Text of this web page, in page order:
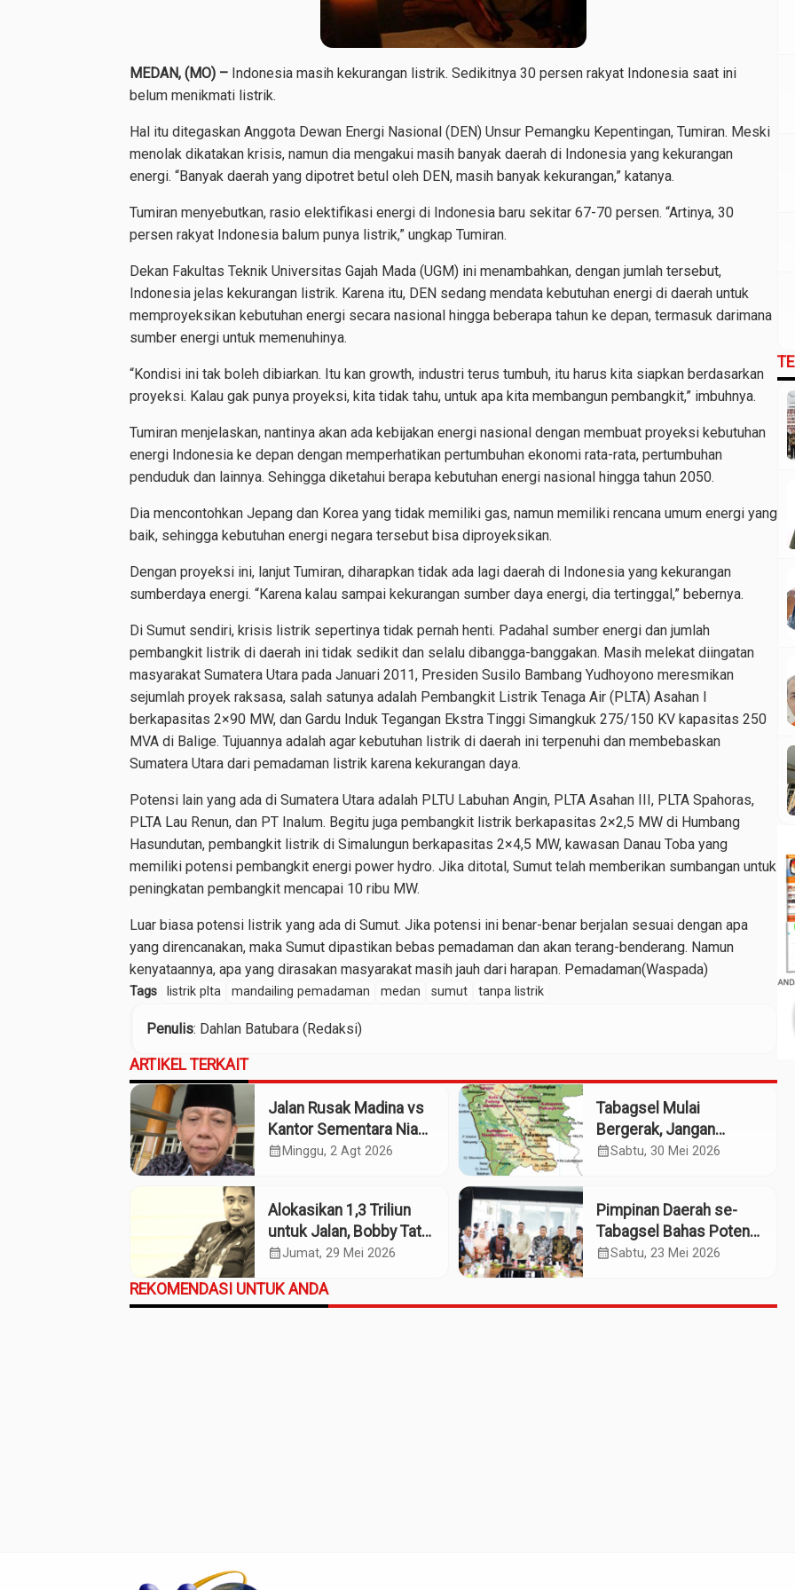
MEDAN, (MO) – Indonesia masih kekurangan listrik. Sedikitnya 30 persen rakyat Indonesia saat ini
belum menikmati listrik.
Hal itu ditegaskan Anggota Dewan Energi Nasional (DEN) Unsur Pemangku Kepentingan, Tumiran. Meski
menolak dikatakan krisis, namun dia mengakui masih banyak daerah di Indonesia yang kekurangan
energi. “Banyak daerah yang dipotret betul oleh DEN, masih banyak kekurangan,” katanya.
Tumiran menyebutkan, rasio elektifikasi energi di Indonesia baru sekitar 67-70 persen. “Artinya, 30
persen rakyat Indonesia balum punya listrik,” ungkap Tumiran.
Dekan Fakultas Teknik Universitas Gajah Mada (UGM) ini menambahkan, dengan jumlah tersebut,
Indonesia jelas kekurangan listrik. Karena itu, DEN sedang mendata kebutuhan energi di daerah untuk
memproyeksikan kebutuhan energi secara nasional hingga beberapa tahun ke depan, termasuk darimana
sumber energi untuk memenuhinya.
“Kondisi ini tak boleh dibiarkan. Itu kan growth, industri terus tumbuh, itu harus kita siapkan berdasarkan
proyeksi. Kalau gak punya proyeksi, kita tidak tahu, untuk apa kita membangun pembangkit,” imbuhnya.
Tumiran menjelaskan, nantinya akan ada kebijakan energi nasional dengan membuat proyeksi kebutuhan
energi Indonesia ke depan dengan memperhatikan pertumbuhan ekonomi rata-rata, pertumbuhan
penduduk dan lainnya. Sehingga diketahui berapa kebutuhan energi nasional hingga tahun 2050.
Dia mencontohkan Jepang dan Korea yang tidak memiliki gas, namun memiliki rencana umum energi yang
baik, sehingga kebutuhan energi negara tersebut bisa diproyeksikan.
Dengan proyeksi ini, lanjut Tumiran, diharapkan tidak ada lagi daerah di Indonesia yang kekurangan
sumberdaya energi. “Karena kalau sampai kekurangan sumber daya energi, dia tertinggal,” bebernya.
Di Sumut sendiri, krisis listrik sepertinya tidak pernah henti. Padahal sumber energi dan jumlah
pembangkit listrik di daerah ini tidak sedikit dan selalu dibangga-banggakan. Masih melekat diingatan
masyarakat Sumatera Utara pada Januari 2011, Presiden Susilo Bambang Yudhoyono meresmikan
sejumlah proyek raksasa, salah satunya adalah Pembangkit Listrik Tenaga Air (PLTA) Asahan I
berkapasitas 2×90 MW, dan Gardu Induk Tegangan Ekstra Tinggi Simangkuk 275/150 KV kapasitas 250
MVA di Balige. Tujuannya adalah agar kebutuhan listrik di daerah ini terpenuhi dan membebaskan
Sumatera Utara dari pemadaman listrik karena kekurangan daya.
Potensi lain yang ada di Sumatera Utara adalah PLTU Labuhan Angin, PLTA Asahan III, PLTA Spahoras,
PLTA Lau Renun, dan PT Inalum. Begitu juga pembangkit listrik berkapasitas 2×2,5 MW di Humbang
Hasundutan, pembangkit listrik di Simalungun berkapasitas 2×4,5 MW, kawasan Danau Toba yang
memiliki potensi pembangkit energi power hydro. Jika ditotal, Sumut telah memberikan sumbangan untuk
peningkatan pembangkit mencapai 10 ribu MW.
Luar biasa potensi listrik yang ada di Sumut. Jika potensi ini benar-benar berjalan sesuai dengan apa
yang direncanakan, maka Sumut dipastikan bebas pemadaman dan akan terang-benderang. Namun
kenyataannya, apa yang dirasakan masyarakat masih jauh dari harapan. Pemadaman(Waspada)
Tags listrik plta mandailing pemadaman medan sumut tanpa listrik
Penulis: Dahlan Batubara (Redaksi)
ARTIKEL TERKAIT
Jalan Rusak Madina vs
Kantor Sementara Nias:
Kebijakan Pilih Kasih
calendar_month Minggu, 2 Agt 2026
Tabagsel Mulai
Bergerak, Jangan
Berhenti di Foto
calendar_monthSabtu, 30 Mei 2026
Alokasikan 1,3 Triliun
untuk Jalan, Bobby Tata
Ekonomi Sumut
calendar_monthJumat, 29 Mei 2026
Pimpinan Daerah se-
Tabagsel Bahas Potensi
Penerbangan Dua
calendar_monthSabtu, 23 Mei 2026
REKOMENDASI UNTUK ANDA